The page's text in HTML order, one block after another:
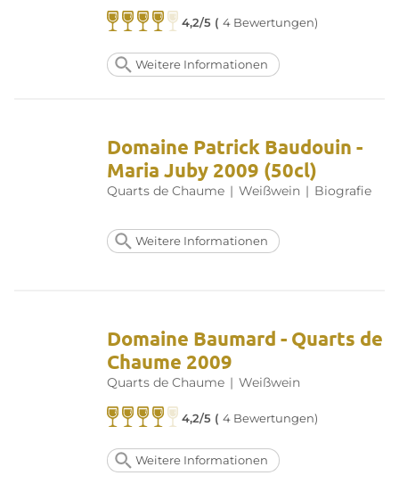
4,2/5 (4 Bewertungen)
Weitere Informationen
Domaine Patrick Baudouin -
Maria Juby 2009 (50cl)
Quarts de Chaume | Weißwein | Biografie
Weitere Informationen
Domaine Baumard - Quarts de
Chaume 2009
Quarts de Chaume | Weißwein
4,2/5 (4 Bewertungen)
Weitere Informationen